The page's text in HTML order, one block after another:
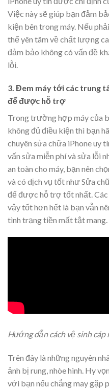
Việc này sẽ giúp bạn đảm
kiện bên trong máy. Nếu
thể yên tâm về chất lượng
đảm bảo không có vấn đề
lỗi.
3. Đem máy tới các trung
để được hỗ trợ
Trong trường hợp máy của
không đủ điều kiện thì bạn
chuyên sửa chữa iPhone
vấn sửa miễn phí và sửa lỗi
an toàn cho máy, bạn nên
và có dịch vụ tốt như Sửa
để được hỗ trợ tốt nhất.
vậy tốt hơn hết là bạn vẫn
tình trạng tiền mất tật mang.
Hướng dẫn cách vệ sinh cáp
Trên đây là những nguyên
ảnh bị rung, nhòe hình. Hy
với bạn nếu chẳng may gặp